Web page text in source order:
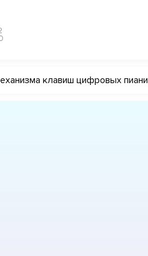
клавиш цифровых